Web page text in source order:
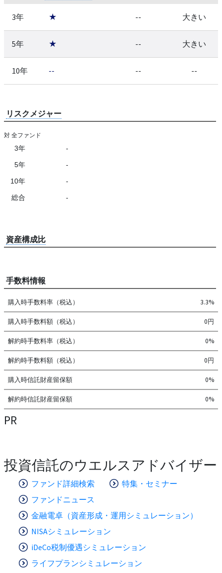
3年 ★ -- 大きい
5年 ★ -- 大きい
10年 -- -- --
リスクメジャー
対 全ファンド
3年 -
5年 -
10年 -
総合 -
資産構成比
手数料情報
購入時手数料率（税込） 3.3%
購入時手数料額（税込） 0円
解約時手数料率（税込） 0%
解約時手数料額（税込） 0円
購入時信託財産留保額 0%
解約時信託財産留保額 0%
PR
投資信託のウエルスアドバイザー
ファンド詳細検索
特集・セミナー
ファンドニュース
金融電卓（資産形成・運用シミュレーション）
NISAシミュレーション
iDeCo税制優遇シミュレーション
ライフプランシミュレーション